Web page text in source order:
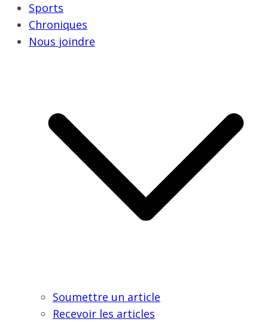
Sports
Chroniques
Nous joindre
Soumettre un article
Recevoir les articles